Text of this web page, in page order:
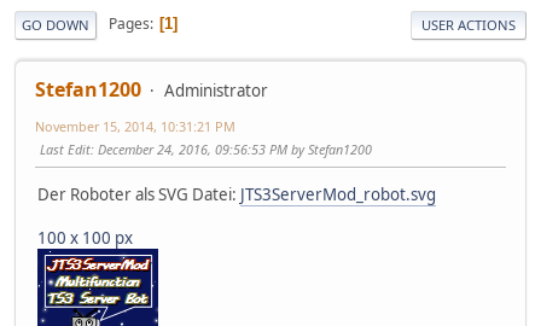
GO DOWN Pages 1 USER ACTIONS
Stefan1200 Administrator
November 15, 2014, 10:31:21 PM
Last Edit: December 24, 2016, 09:56:53 PM by Stefan1200
Der Roboter als SVG Datei: JTS3ServerMod_robot.svg
100 x 100 px